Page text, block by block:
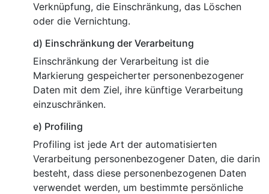
Verknüpfung, die Einschränkung, das Löschen
oder die Vernichtung.
d) Einschränkung der Verarbeitung
Einschränkung der Verarbeitung ist die
Markierung gespeicherter personenbezogener
Daten mit dem Ziel, ihre künftige Verarbeitung
einzuschränken.
e) Profiling
Profiling ist jede Art der automatisierten
Verarbeitung personenbezogener Daten, die darin
besteht, dass diese personenbezogenen Daten
verwendet werden, um bestimmte persönliche